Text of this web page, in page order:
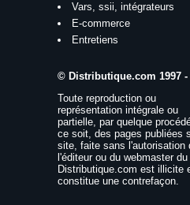
Vars, ssii, intégrateurs
E-commerce
Entretiens
© Distributique.com 1997 -
Toute reproduction ou
représentation intégrale ou
partielle, par quelque
ce soit, des pages publiées
site, faite sans l'autorisation
l'éditeur ou du webmaster
Distributique.com est illicite
constitue une contrefaçon.